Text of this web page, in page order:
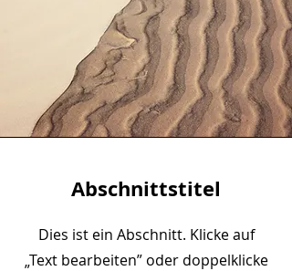
Abschnittstitel
Dies ist ein Abschnitt. Klicke auf
„Text bearbeiten” oder doppelklicke